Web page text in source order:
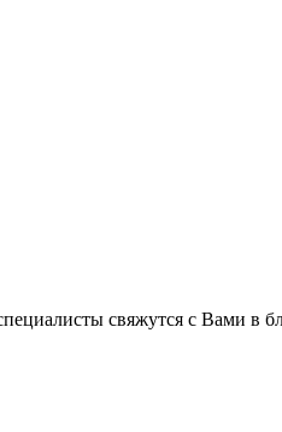
свяжутся с Вами в
на частибез